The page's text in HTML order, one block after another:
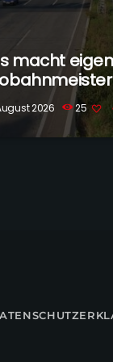
macht
2026 25